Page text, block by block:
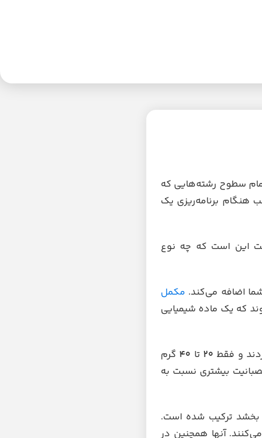
سطوح رشته‌هایی که
هنگام برنامه‌ریزی یک
این است که چه نوع
اضافه می‌کند. مکمل
که یک ماده شیمیایی
و فقط 20 تا 40 گرم
بیشتری نسبت به
بخشد ترکیب شده است.
آنها همچنین در